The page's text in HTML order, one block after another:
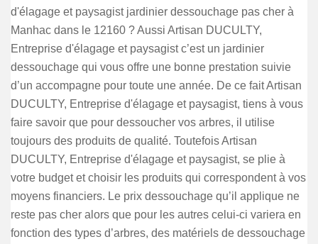
d'élagage et paysagist jardinier dessouchage pas cher à
Manhac dans le 12160 ? Aussi Artisan DUCULTY,
Entreprise d'élagage et paysagist c’est un jardinier
dessouchage qui vous offre une bonne prestation suivie
d’un accompagne pour toute une année. De ce fait Artisan
DUCULTY, Entreprise d'élagage et paysagist, tiens à vous
faire savoir que pour dessoucher vos arbres, il utilise
toujours des produits de qualité. Toutefois Artisan
DUCULTY, Entreprise d'élagage et paysagist, se plie à
votre budget et choisir les produits qui correspondent à vos
moyens financiers. Le prix dessouchage qu’il applique ne
reste pas cher alors que pour les autres celui-ci variera en
fonction des types d’arbres, des matériels de dessouchage